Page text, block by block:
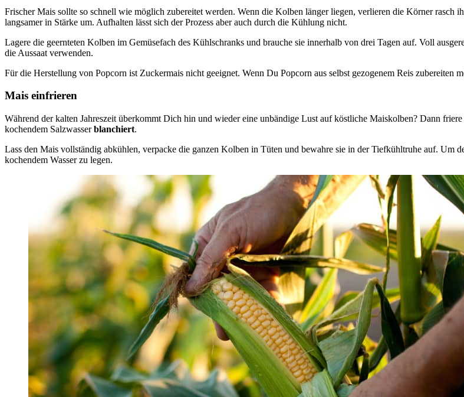
Frischer Mais sollte so schnell wie möglich zubereitet werden. Wenn die Kolben länger liegen, verlieren die Körner rasch
langsamer in Stärke um. Aufhalten lässt sich der Prozess aber auch durch die Kühlung nicht.
Lagere die geernteten Kolben im Gemüsefach des Kühlschranks und brauche sie innerhalb von drei Tagen auf. Voll
die Aussaat verwenden.
Für die Herstellung von Popcorn ist Zuckermais nicht geeignet. Wenn Du Popcorn aus selbst gezogenem Reis zubereiten
Mais einfrieren
Während der kalten Jahreszeit überkommt Dich hin und wieder eine unbändige Lust auf köstliche Maiskolben? Dann
kochendem Salzwasserblanchiert.
Lass den Mais vollständig abkühlen, verpacke die ganzen Kolben in Tüten und bewahre sie in der Tiefkühltruhe auf. Um
kochendem Wasser zu legen.